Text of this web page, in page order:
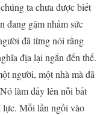
ta chưa được biết
đang gặm nhấm sức
đã từng nói rằng
địa lại ngắn đến thế.
người, một nhà mà đã
làm dấy lên nỗi bất
lực. Mỗi lần ngồi vào